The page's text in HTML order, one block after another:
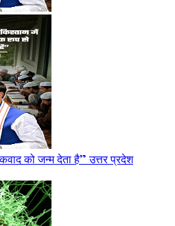
को जन्म देता है” उत्तर प्रदेश